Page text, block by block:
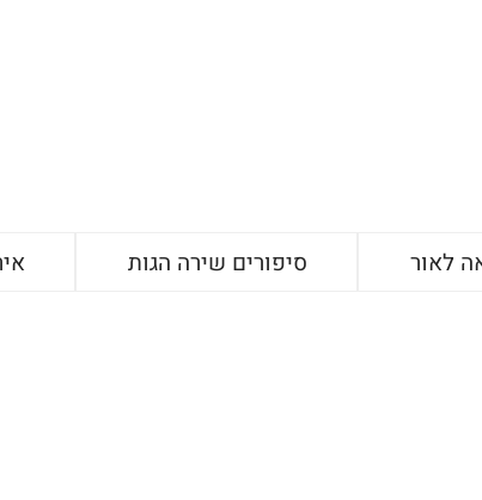
לאור סיפורים שירה הגות